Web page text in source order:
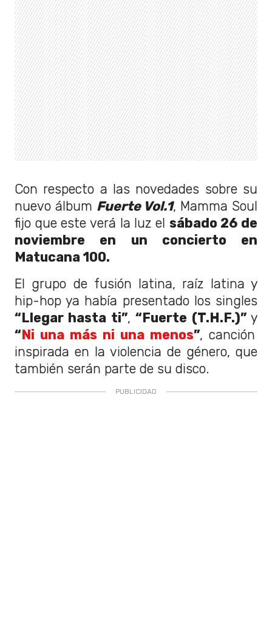
Con respecto a las novedades sobre su
nuevo álbum Fuerte Vol.1, Mamma Soul
fijo que este verá la luz el sábado 26 de
noviembre en un concierto en
Matucana 100.
El grupo de fusión latina, raíz latina y
hip-hop ya había presentado los singles
“Llegar hasta ti”,“Fuerte (T.H.F.)”y
“Ni una más ni una menos”, canción
inspirada en la violencia de género, que
también serán parte de su disco.